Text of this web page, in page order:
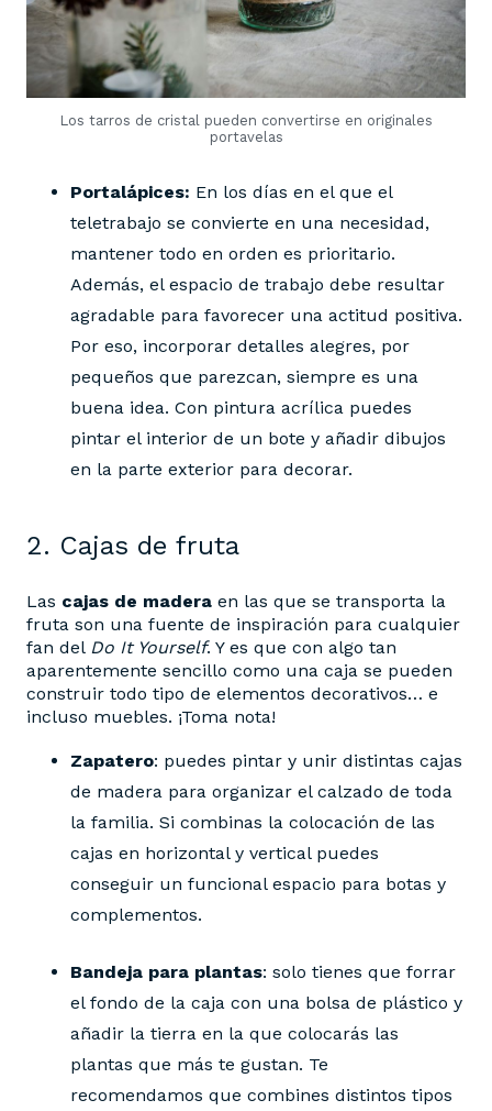
Los tarros de cristal pueden convertirse en originales
portavelas
Portalápices: En los días en el que el
teletrabajo se convierte en una necesidad,
mantener todo en orden es prioritario.
Además, el espacio de trabajo debe resultar
agradable para favorecer una actitud positiva.
Por eso, incorporar detalles alegres, por
pequeños que parezcan, siempre es una
buena idea. Con pintura acrílica puedes
pintar el interior de un bote y añadir dibujos
en la parte exterior para decorar.
2. Cajas de fruta
Las cajas de madera en las que se transporta la
fruta son una fuente de inspiración para cualquier
fan del Do It Yourself. Y es que con algo tan
aparentemente sencillo como una caja se pueden
construir todo tipo de elementos decorativos… e
incluso muebles. ¡Toma nota!
Zapatero: puedes pintar y unir distintas cajas
de madera para organizar el calzado de toda
la familia. Si combinas la colocación de las
cajas en horizontal y vertical puedes
conseguir un funcional espacio para botas y
complementos.
Bandeja para plantas: solo tienes que forrar
el fondo de la caja con una bolsa de plástico y
añadir la tierra en la que colocarás las
plantas que más te gustan. Te
recomendamos que combines distintos tipos